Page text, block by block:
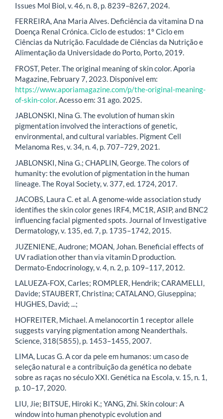
Issues Mol Biol, v. 46, n. 8, p. 8239–8267, 2024.
FERREIRA, Ana Maria Alves. Deficiência da vitamina D na
Doença Renal Crónica. Ciclo de estudos: 1º Ciclo em
Ciências da Nutrição. Faculdade de Ciências da Nutrição e
Alimentação da Universidade do Porto, Porto, 2019.
FROST, Peter. The original meaning of skin color. Aporia
Magazine, February 7, 2023. Disponível em:
https://www.aporiamagazine.com/p/the-original-meaning-
of-skin-color. Acesso em: 31 ago. 2025.
JABLONSKI, Nina G. The evolution of human skin
pigmentation involved the interactions of genetic,
environmental, and cultural variables. Pigment Cell
Melanoma Res, v. 34, n. 4, p. 707–729, 2021.
JABLONSKI, Nina G.; CHAPLIN, George. The colors of
humanity: the evolution of pigmentation in the human
lineage. The Royal Society, v. 377, ed. 1724, 2017.
JACOBS, Laura C. et al. A genome-wide association study
identifies the skin color genes IRF4, MC1R, ASIP, and BNC2
influencing facial pigmented spots. Journal of Investigative
Dermatology, v. 135, ed. 7, p. 1735–1742, 2015.
JUZENIENE, Audrone; MOAN, Johan. Beneficial effects of
UV radiation other than via vitamin D production.
Dermato-Endocrinology, v. 4, n. 2, p. 109–117, 2012.
LALUEZA-FOX, Carles; ROMPLER, Hendrik; CARAMELLI,
Davide; STAUBERT, Christina; CATALANO, Giuseppina;
HUGHES, David; ...;
HOFREITER, Michael. A melanocortin 1 receptor allele
suggests varying pigmentation among Neanderthals.
Science, 318(5855), p. 1453–1455, 2007.
LIMA, Lucas G. A cor da pele em humanos: um caso de
seleção natural e a contribuição da genética no debate
sobre as raças no século XXI. Genética na Escola, v. 15, n. 1,
p. 10–17, 2020.
LIU, Jie; BITSUE, Hiroki K.; YANG, Zhi. Skin colour: A
window into human phenotypic evolution and